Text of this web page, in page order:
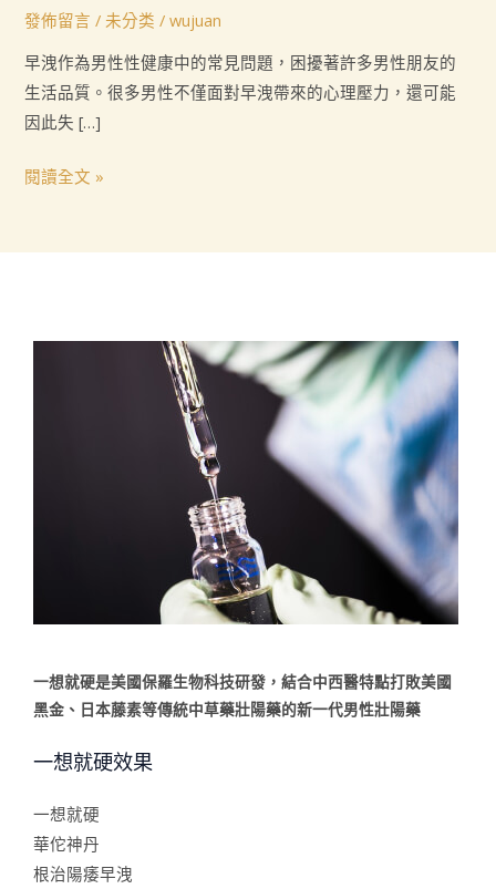
發佈留言 / 未分类 /wujuan
早洩作為男性性健康中的常見問題，困擾著許多男性朋友的
生活品質。很多男性不僅面對早洩帶來的心理壓力，還可能
因此失 […]
一
想
就
硬
效
閱讀全文 »
一想就硬是美國保羅生物科技研發，結合中西醫特點打敗美國
黑金、日本藤素等傳統中草藥壯陽藥的新一代男性壯陽藥
一想就硬效果
一想就硬
華佗神丹
根治陽痿早洩